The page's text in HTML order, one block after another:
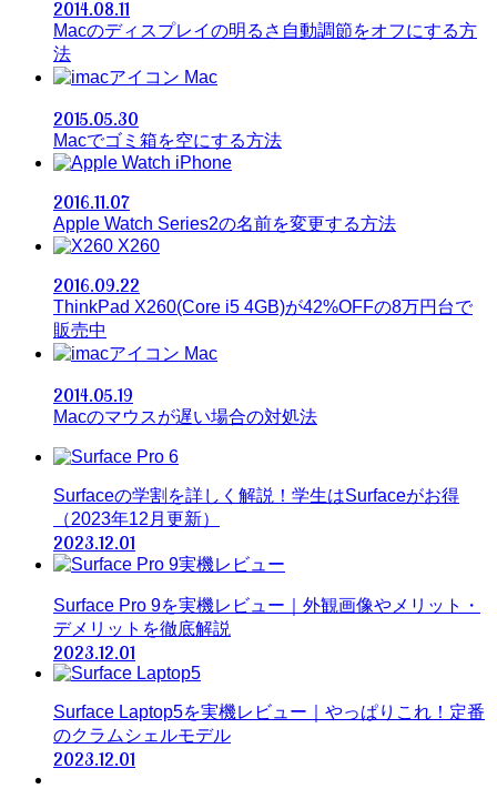
2014.08.11
Macのディスプレイの明るさ自動調節をオフにする方
法
Mac
2015.05.30
Macでゴミ箱を空にする方法
iPhone
2016.11.07
Apple Watch Series2の名前を変更する方法
X260
2016.09.22
ThinkPad X260(Core i5 4GB)が42%OFFの8万円台で
販売中
Mac
2014.05.19
Macのマウスが遅い場合の対処法
Surfaceの学割を詳しく解説！学生はSurfaceがお得
（2023年12月更新）
2023.12.01
Surface Pro 9を実機レビュー｜外観画像やメリット・
デメリットを徹底解説
2023.12.01
Surface Laptop5を実機レビュー｜やっぱりこれ！定番
のクラムシェルモデル
2023.12.01